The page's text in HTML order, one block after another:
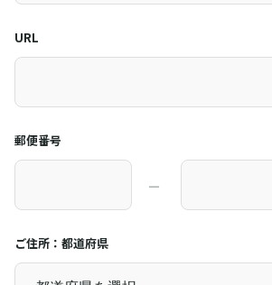
URL
郵便番号
―
ご住所：都道府県